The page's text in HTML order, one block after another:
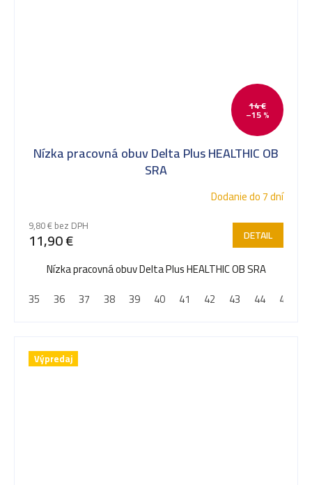
14 €
–15 %
Nízka pracovná obuv Delta Plus HEALTHIC OB
SRA
Dodanie do 7 dní
9,80 € bez DPH
11,90 € DETAIL
Nízka pracovná obuv Delta Plus HEALTHIC OB SRA
35
36 37 38 39 40 41 42 43 44 45
Výpredaj